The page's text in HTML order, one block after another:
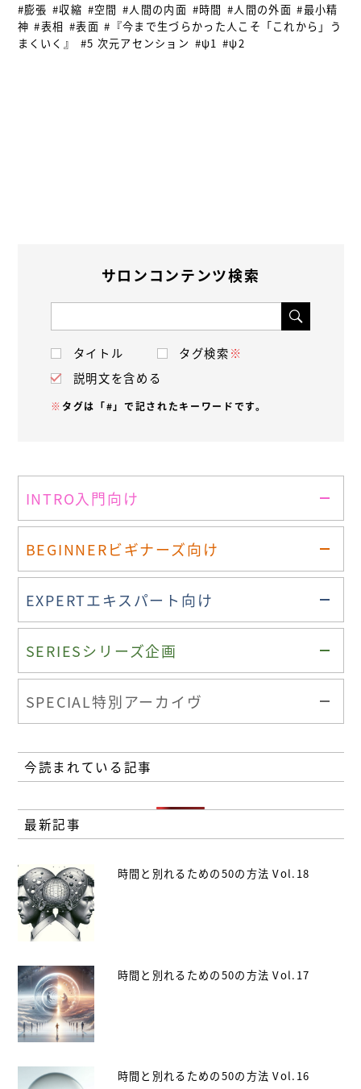
#膨張 #収縮 #空間 #人間の内面 #時間 #人間の外面 #最小精
神 #表相 #表面 #『今まで生づらかった人こそ「これから」う
まくいく』
#5 次元アセンション #ψ1 #ψ2
サロンコンテンツ検索
タイトル タグ検索※
説明文を含める
※ タグは「#」で記されたキーワードです。
INTRO入門向け
BEGINNERビギナーズ向け
EXPERTエキスパート向け
SERIESシリーズ企画
SPECIAL特別アーカイヴ
今読まれている記事
最新記事
時間と別れるための50の方法 Vol.18
時間と別れるための50の方法 Vol.17
時間と別れるための50の方法 Vol.16